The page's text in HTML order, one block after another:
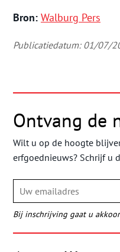
Bron: Walburg Pers
Publicatiedatum: 01/07/
Ontvang de
Wilt u op de hoogte
erfgoednieuws? Schrijf u
Bij inschrijving gaat u